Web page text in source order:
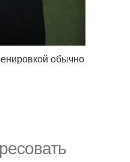
обычно